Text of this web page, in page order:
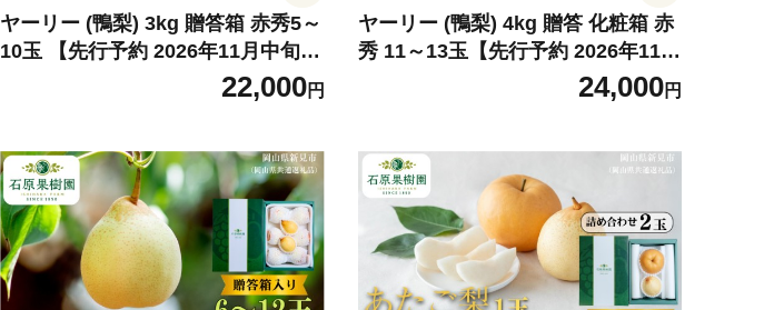
ヤーリー (鴨梨) 3kg 贈答箱 赤秀5～
10玉 【先行予約 2026年11月中旬か
22,000円
ヤーリー (鴨梨) 4kg 贈答 化粧箱 赤
秀 11～13玉【先行予約 2026年11月
24,000円